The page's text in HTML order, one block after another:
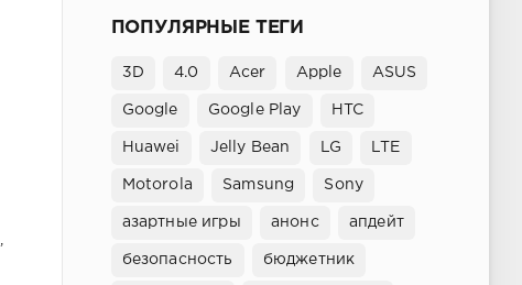
ПОПУЛЯРНЫЕ ТЕГИ
3D 4.0 Acer Apple ASUS
Google Google Play HTC
Huawei Jelly Bean LG LTE
Motorola Samsung Sony
азартные игры анонс апдейт
безопасность бюджетник